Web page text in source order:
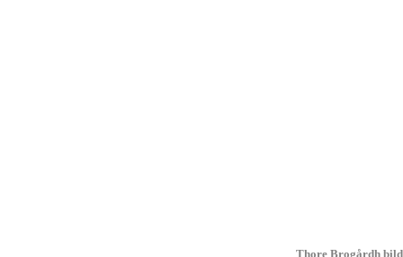
Thore Brogårdh